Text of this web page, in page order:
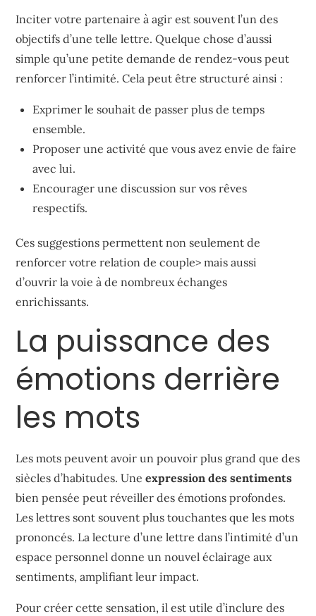
Inciter votre partenaire à agir est souvent l’un des
objectifs d’une telle lettre. Quelque chose d’aussi
simple qu’une petite demande de rendez-vous peut
renforcer l’intimité. Cela peut être structuré ainsi :
Exprimer le souhait de passer plus de temps
ensemble.
Proposer une activité que vous avez envie de faire
avec lui.
Encourager une discussion sur vos rêves
respectifs.
Ces suggestions permettent non seulement de
renforcer votre relation de couple> mais aussi
d’ouvrir la voie à de nombreux échanges
enrichissants.
La puissance des
émotions derrière
les mots
Les mots peuvent avoir un pouvoir plus grand que des
siècles d’habitudes. Uneexpression des sentiments
bien pensée peut réveiller des émotions profondes.
Les lettres sont souvent plus touchantes que les mots
prononcés. La lecture d’une lettre dans l’intimité d’un
espace personnel donne un nouvel éclairage aux
sentiments, amplifiant leur impact.
Pour créer cette sensation, il est utile d’inclure des